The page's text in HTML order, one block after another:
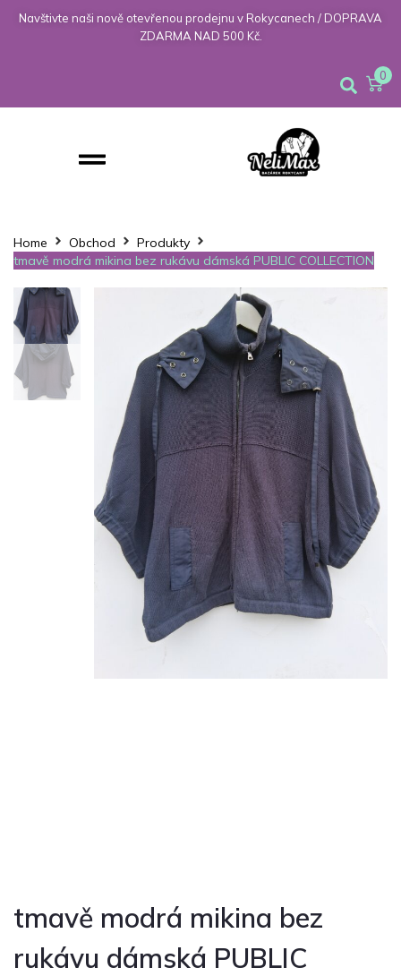
Navštivte naši nově otevřenou prodejnu v Rokycanech / DOPRAVA
ZDARMA NAD 500 Kč.
0
Home Obchod
Produkty
tmavě modrá mikina bez rukávu dámská PUBLIC COLLECTION
tmavě modrá mikina bez
rukávu dámská PUBLIC